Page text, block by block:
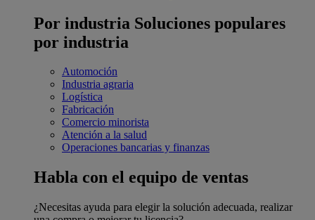
Por industria Soluciones populares
por industria
Automoción
Industria agraria
Logística
Fabricación
Comercio minorista
Atención a la salud
Operaciones bancarias y finanzas
Habla con el equipo de ventas
¿Necesitas ayuda para elegir la solución adecuada, realizar